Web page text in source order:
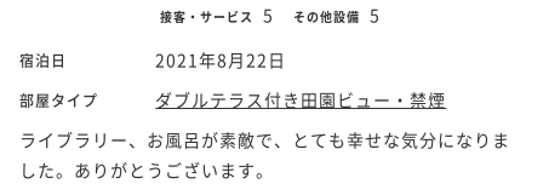
接客・サービス 5 その他設備 5
宿泊日 2021年8月22日
部屋タイプ
ダブルテラス付き田園ビュー・禁煙
ライブラリー、お風呂が素敵で、とても幸せな気分になりま
した。ありがとうございます。